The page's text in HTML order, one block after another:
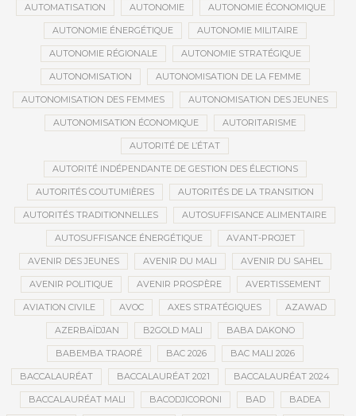
AUTOMATISATION AUTONOMIE AUTONOMIE ÉCONOMIQUE
AUTONOMIE ÉNERGÉTIQUE AUTONOMIE MILITAIRE
AUTONOMIE RÉGIONALE AUTONOMIE STRATÉGIQUE
AUTONOMISATION AUTONOMISATION DE LA FEMME
AUTONOMISATION DES FEMMES AUTONOMISATION DES JEUNES
AUTONOMISATION ÉCONOMIQUE AUTORITARISME
AUTORITÉ DE L’ÉTAT
AUTORITÉ INDÉPENDANTE DE GESTION DES ÉLECTIONS
AUTORITÉS COUTUMIÈRES AUTORITÉS DE LA TRANSITION
AUTORITÉS TRADITIONNELLES AUTOSUFFISANCE ALIMENTAIRE
AUTOSUFFISANCE ÉNERGÉTIQUE AVANT-PROJET
AVENIR DES JEUNES AVENIR DU MALI AVENIR DU SAHEL
AVENIR POLITIQUE AVENIR PROSPÈRE AVERTISSEMENT
AVIATION CIVILE AVOC AXES STRATÉGIQUES AZAWAD
AZERBAÏDJAN B2GOLD MALI BABA DAKONO
BABEMBA TRAORÉ BAC 2026 BAC MALI 2026
BACCALAURÉAT BACCALAURÉAT 2021 BACCALAURÉAT 2024
BACCALAURÉAT MALI BACODJICORONI BAD BADEA